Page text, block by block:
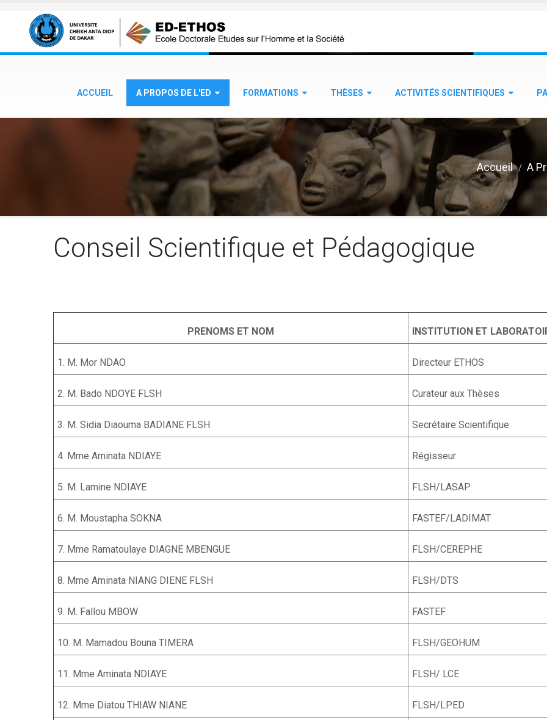
ACCUEIL A PROPOS DE L'ED FORMATIONS THÈSES ACTIVITÉS SCIENTIFIQUES
Accueil A
Conseil Scientifique et Pédagogique
PRENOMS ET NOM INSTITUTION ET
1. M. Mor NDAO Directeur ETHOS
2. M. Bado NDOYE FLSH Curateur aux Thèses
3. M. Sidia Diaouma BADIANE FLSH Secrétaire Scientifique
4. Mme Aminata NDIAYE Régisseur
5. M. Lamine NDIAYE FLSH/LASAP
6. M. Moustapha SOKNA FASTEF/LADIMAT
7. Mme Ramatoulaye DIAGNE MBENGUE FLSH/CEREPHE
8. Mme Aminata NIANG DIENE FLSH FLSH/DTS
9. M. Fallou MBOW FASTEF
10. M. Mamadou Bouna TIMERA FLSH/GEOHUM
11. Mme Aminata NDIAYE FLSH/ LCE
12. Mme Diatou THIAW NIANE FLSH/LPED